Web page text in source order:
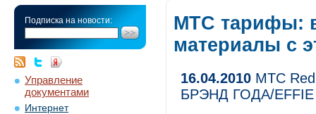
Подписка на новости:
Управление
документами
Интернет
МТС тарифы:
материалы с
16.04.2010 МТС Red
БРЭНД ГОДА/EFFIE